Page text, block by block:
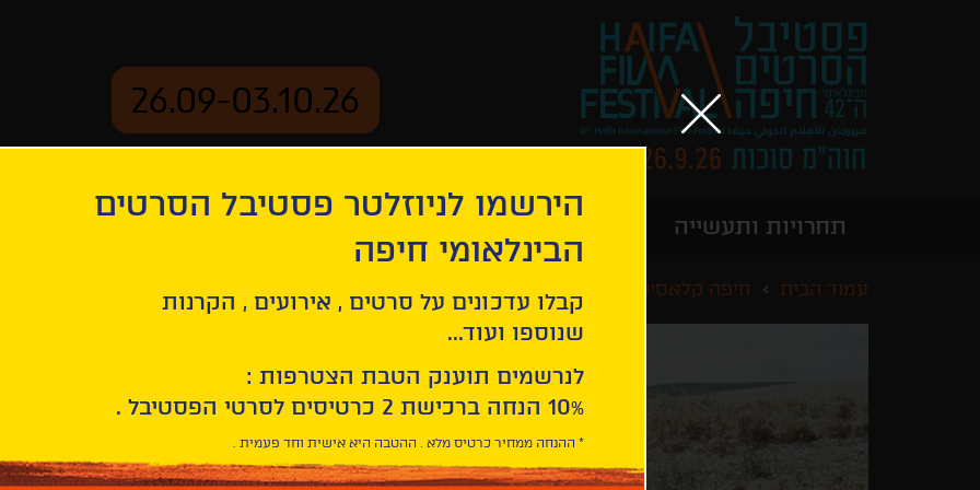
26.09-03.10.26
תחרויות ותעשייה
עמוד הבית חיפה קלאסיקס ימים ברקיע
הירשמו לניוזלטר פסטיבל הסרטים
הבינלאומי חיפה
קבלו עדכונים על סרטים , אירועים , הקרנות
שנוספו ועוד...
לנרשמים תוענק הטבת הצטרפות :
10% הנחה ברכישת 2 כרטיסים לסרטי הפסטיבל .
* ההנחה ממחיר כרטיס מלא . ההטבה היא אישית וחד פעמית .